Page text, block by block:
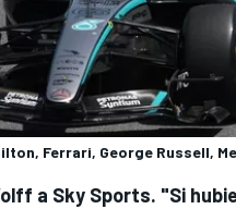
Ferrari, George Russell,
a Sky Sports. "Si